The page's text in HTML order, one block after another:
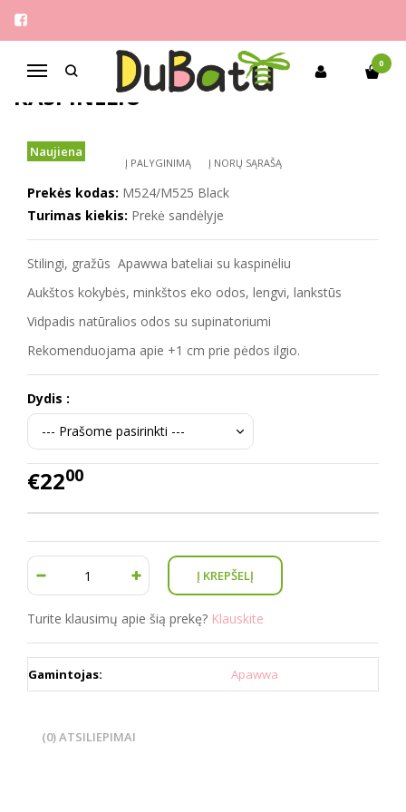
Navigacija
0
Pagrindinis
APAWWA 26-37 BATELIAI SU
KASPINĖLIU
Naujiena
Į PALYGINIMĄ Į NORŲ SĄRAŠĄ
Prekės kodas: M524/M525 Black
Turimas kiekis: Prekė sandėlyje
Stilingi, gražūs Apawwa bateliai su kaspinėliu
Aukštos kokybės, minkštos eko odos, lengvi, lankstūs
Vidpadis natūralios odos su supinatoriumi
Rekomenduojama apie +1 cm prie pėdos ilgio.
Dydis :
€2200
Turite klausimų apie šią prekę? Klauskite
Gamintojas: Apawwa
(0) ATSILIEPIMAI